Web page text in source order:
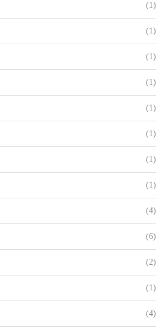
(1)
(1)
(1)
(1)
(1)
(1)
(1)
(1)
(4)
(6)
(2)
(1)
(4)